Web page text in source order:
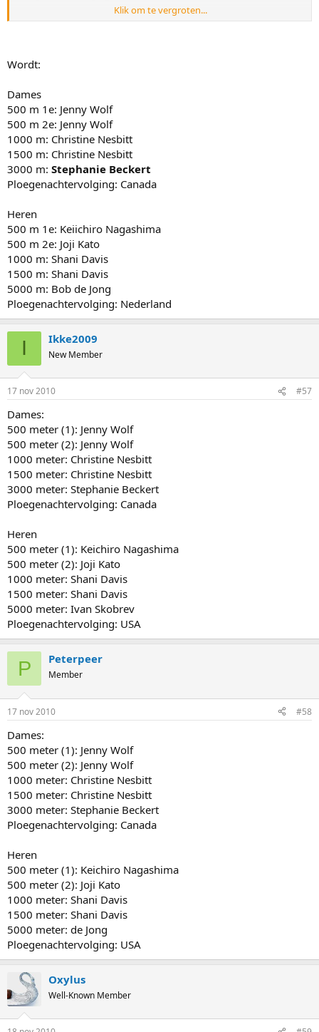
Heren
1500 m: Shani Davis
Ploegenachtervolging: Nederland
Klik om te vergroten...
Wordt:
Dames
500 m 1e: Jenny Wolf
500 m 2e: Jenny Wolf
1000 m: Christine Nesbitt
1500 m: Christine Nesbitt
3000 m: Stephanie Beckert
Ploegenachtervolging: Canada
Heren
500 m 1e: Keiichiro Nagashima
500 m 2e: Joji Kato
1000 m: Shani Davis
1500 m: Shani Davis
5000 m: Bob de Jong
Ploegenachtervolging: Nederland
I Ikke2009
New Member
17 nov 2010 #57
Dames:
500 meter (1): Jenny Wolf
500 meter (2): Jenny Wolf
1000 meter: Christine Nesbitt
1500 meter: Christine Nesbitt
3000 meter: Stephanie Beckert
Ploegenachtervolging: Canada
Heren
500 meter (1): Keichiro Nagashima
500 meter (2): Joji Kato
1000 meter: Shani Davis
1500 meter: Shani Davis
5000 meter: Ivan Skobrev
Ploegenachtervolging: USA
P Peterpeer
Member
17 nov 2010 #58
Dames:
500 meter (1): Jenny Wolf
500 meter (2): Jenny Wolf
1000 meter: Christine Nesbitt
1500 meter: Christine Nesbitt
3000 meter: Stephanie Beckert
Ploegenachtervolging: Canada
Heren
500 meter (1): Keichiro Nagashima
500 meter (2): Joji Kato
1000 meter: Shani Davis
1500 meter: Shani Davis
5000 meter: de Jong
Ploegenachtervolging: USA
Oxylus
Well-Known Member